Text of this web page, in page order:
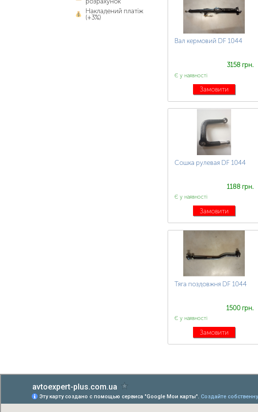
Накладений платіж
(+3%)
Вал кермовий DF 1044
3158 грн.
Є у наявності
Замовити
Сошка рулевая DF 1044
1188 грн.
Є у наявності
Замовити
Тяга поздовжня DF 1044
1500 грн.
Є у наявності
Замовити